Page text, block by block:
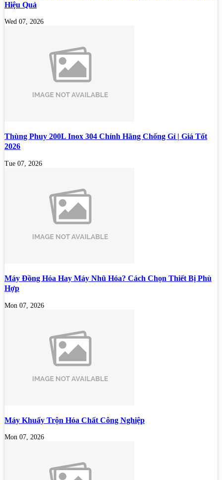
Hiệu Quả
Wed 07, 2026
Thùng Phuy 200L Inox 304 Chính Hãng Chống Gỉ | Giá Tốt
2026
Tue 07, 2026
Máy Đồng Hóa Hay Máy Nhũ Hóa? Cách Chọn Thiết Bị Phù
Hợp
Mon 07, 2026
Máy Khuấy Trộn Hóa Chất Công Nghiệp
Mon 07, 2026